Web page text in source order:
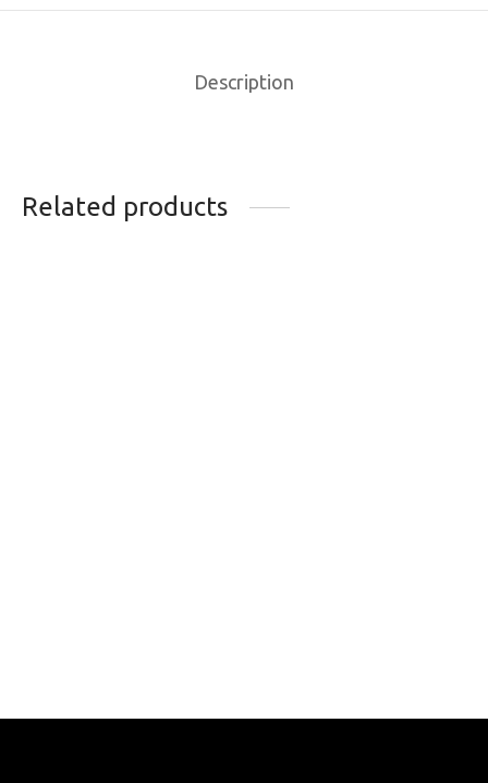
Description
Related products